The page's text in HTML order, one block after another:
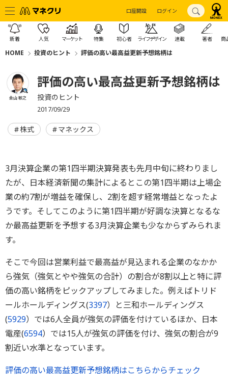
口座開設 ログイン
新着 人気 マーケット 特集 初心者 ライフデザイン 連載 著者 商
HOME 投資のヒント 評価の高い最高益更新予想銘柄は
金山 敏之
評価の高い最高益更新予想銘柄は
投資のヒント
2017/09/29
株式 マネックス
3月決算企業の第1四半期決算発表も先月中旬に終わりまし
たが、日本経済新聞の集計によるとこの第1四半期は上場企
業の約7割が増益を確保し、2割を超す経常増益となったよ
うです。そしてこのように第1四半期が好調な決算となるな
か最高益更新を予想する3月決算企業も少なからずみられま
す。
そこで今回は営業利益で最高益が見込まれる企業のなかか
ら強気（強気とやや強気の合計）の割合が8割以上と特に評
価の高い銘柄をピックアップしてみました。例えばトリド
ールホールディングス(3397）と三和ホールディングス
(5929）では6人全員が強気の評価を付けているほか、日本
電産(6594）では15人が強気の評価を付け、強気の割合が9
割近い水準となっています。
評価の高い最高益更新予想銘柄はこちらからチェック